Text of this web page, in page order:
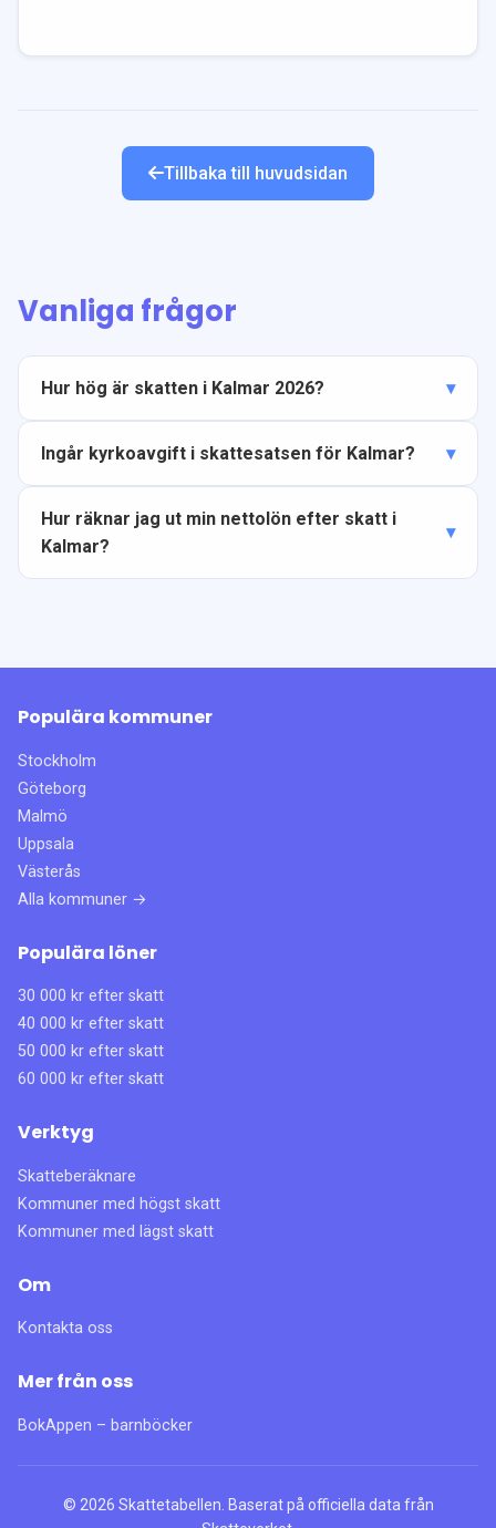
Tillbaka till huvudsidan
Vanliga frågor
Hur hög är skatten i Kalmar 2026?
Ingår kyrkoavgift i skattesatsen för Kalmar?
Hur räknar jag ut min nettolön efter skatt i
Kalmar?
Populära kommuner
Stockholm
Göteborg
Malmö
Uppsala
Västerås
Alla kommuner →
Populära löner
30 000 kr efter skatt
40 000 kr efter skatt
50 000 kr efter skatt
60 000 kr efter skatt
Verktyg
Skatteberäknare
Kommuner med högst skatt
Kommuner med lägst skatt
Om
Kontakta oss
Mer från oss
BokAppen – barnböcker
© 2026 Skattetabellen. Baserat på officiella data från